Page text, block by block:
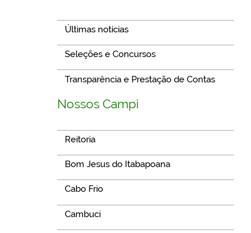
Últimas notícias
Seleções e Concursos
Transparência e Prestação de Contas
Nossos Campi
Reitoria
Bom Jesus do Itabapoana
Cabo Frio
Cambuci